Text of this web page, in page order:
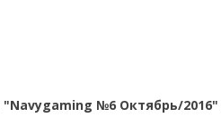
"Navygaming №6 Октябрь/2016"